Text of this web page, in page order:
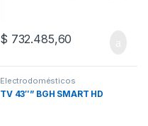
$ 732.485,60
Electrodomésticos
TV 43″” BGH SMART HD